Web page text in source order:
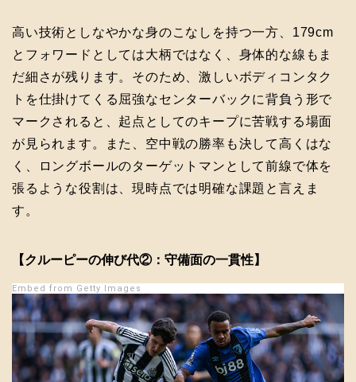
高い技術としなやかな身のこなしを持つ一方、179cm
とフォワードとしては大柄ではなく、身体的な線もま
だ細さが残ります。そのため、激しいボディコンタク
トを仕掛けてくる屈強なセンターバックに背負う形で
マークされると、起点としてのキープに苦戦する場面
が見られます。また、空中戦の勝率も決して高くはな
く、ロングボールのターゲットマンとして前線で体を
張るような役割は、現時点では明確な課題と言えま
す。
【クルーピーの伸び代②：守備面の一貫性】
Embed from Getty Images